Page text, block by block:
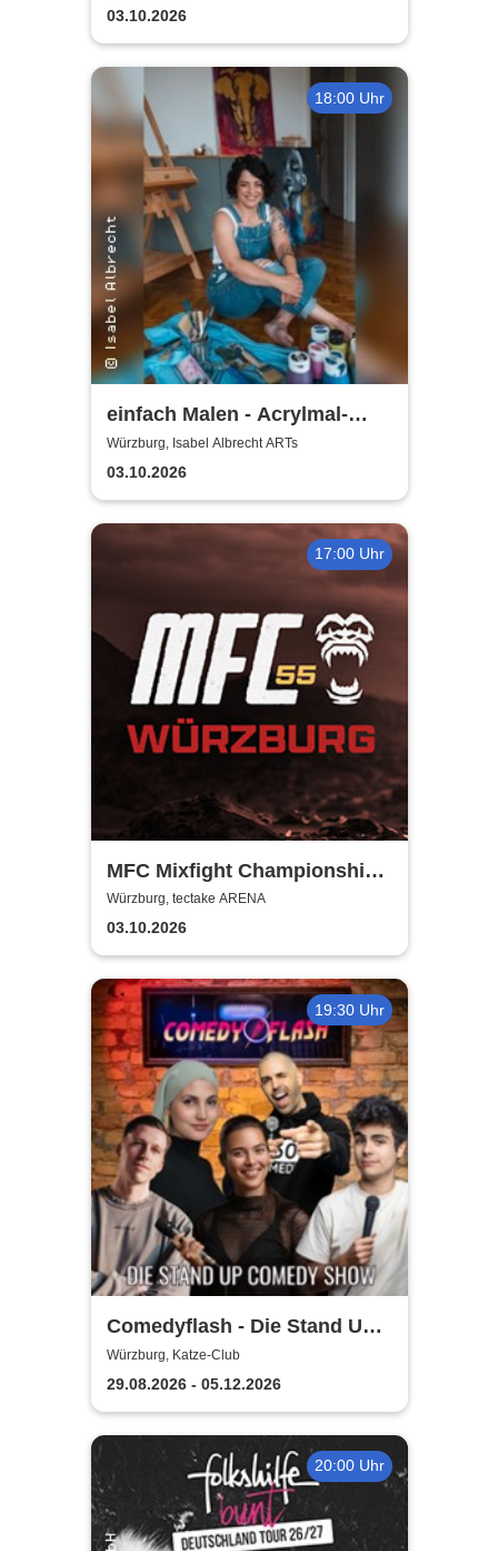
03.10.2026
18:00 Uhr
einfach Malen - Acrylmal-
Workshop | Isabel Albrecht
ARTs
Würzburg, Isabel Albrecht ARTs
03.10.2026
17:00 Uhr
MFC Mixfight Championship |
Würzburg
Würzburg, tectake ARENA
03.10.2026
19:30 Uhr
Comedyflash - Die Stand Up
Comedy Show in Würzburg
Würzburg, Katze-Club
29.08.2026 - 05.12.2026
20:00 Uhr